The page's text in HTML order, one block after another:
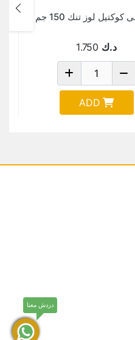
كوكتيل لوز تنك 150 جم
د.ك 1.750
ADD
دردش معنا